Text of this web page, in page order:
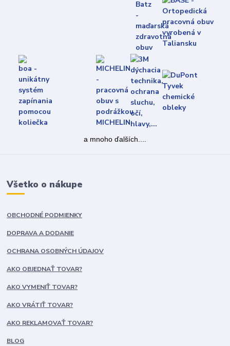
a mnoho ďalších....
Všetko o nákupe
OBCHODNÉ PODMIENKY
DOPRAVA A DODANIE
OCHRANA OSOBNÝCH ÚDAJOV
AKO OBJEDNAŤ TOVAR?
AKO VYMENIŤ TOVAR?
AKO VRÁTIŤ TOVAR?
AKO REKLAMOVAŤ TOVAR?
BLOG